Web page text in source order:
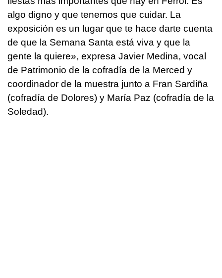
algo digno y que tenemos que cuidar. La
exposición es un lugar que te hace darte cuenta
de que la Semana Santa está viva y que la
gente la quiere», expresa Javier Medina, vocal
de Patrimonio de la cofradía de la Merced y
coordinador de la muestra junto a Fran Sardiña
(cofradía de Dolores) y María Paz (cofradía de la
Soledad).